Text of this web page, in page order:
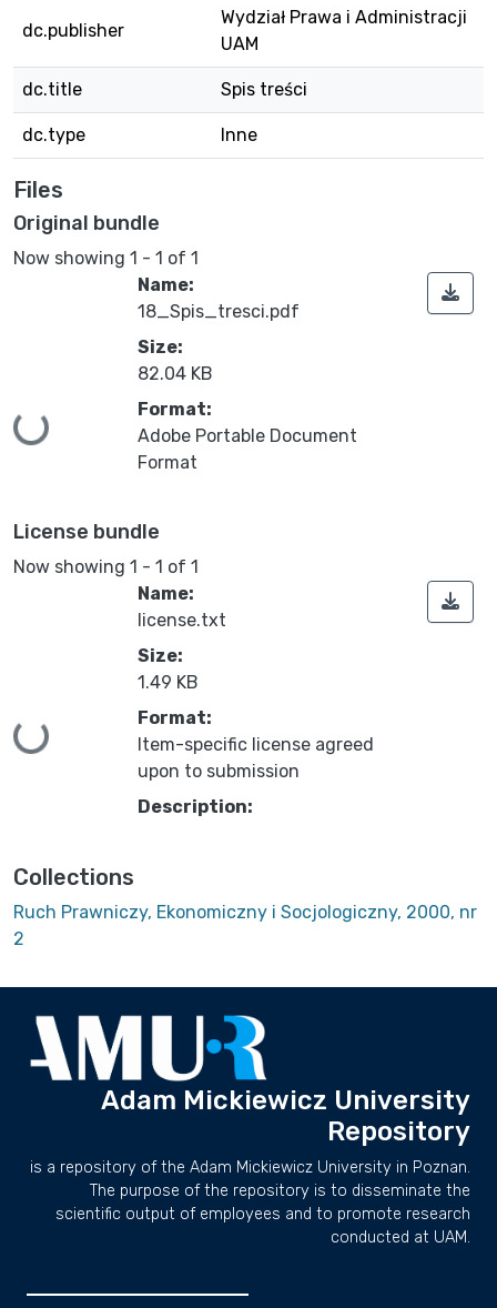
dc.publisher
Wydział Prawa i Administracji
UAM
dc.title Spis treści
dc.type Inne
Files
Original bundle
Now showing 1 - 1 of 1
Loading...
Name:
18_Spis_tresci.pdf
Size:
82.04 KB
Format:
Adobe Portable Document
Format
License bundle
Now showing 1 - 1 of 1
Loading...
Name:
license.txt
Size:
1.49 KB
Format:
Item-specific license agreed
upon to submission
Description:
Collections
Ruch Prawniczy, Ekonomiczny i Socjologiczny, 2000, nr
2
Adam Mickiewicz University
Repository
is a repository of the Adam Mickiewicz University in Poznan.
The purpose of the repository is to disseminate the
scientific output of employees and to promote research
conducted at UAM.